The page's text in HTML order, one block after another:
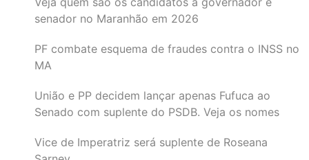
senador no Maranhão em 2026
PF combate esquema de fraudes contra o INSS no
MA
União e PP decidem lançar apenas Fufuca ao
Senado com suplente do PSDB. Veja os nomes
Vice de Imperatriz será suplente de Roseana